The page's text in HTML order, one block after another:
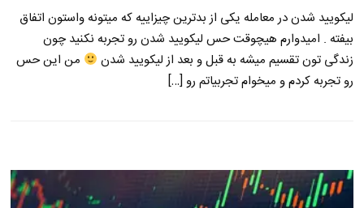
لیکویید شدن در معامله یکی از بدترین چیزاییه که میتونه واستون اتفاق
بیفته . امیدوارم هیچوقت حس لیکویید شدن رو تجربه نکنید چون
زندگی تون تقسیم میشه به قبل و بعد از لیکویید شدن
من این حس
رو تجربه کردم و میخوام تجربیاتم رو […]